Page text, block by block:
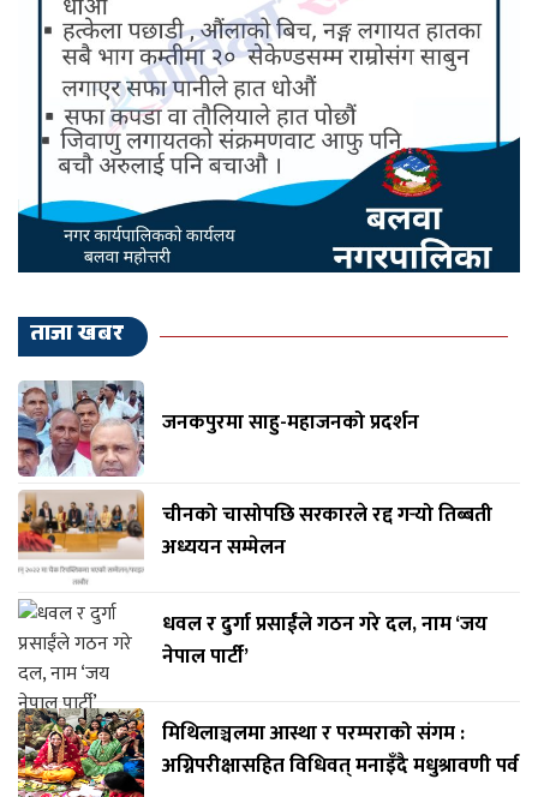
ताजा खबर
जनकपुरमा साहु-महाजनको प्रदर्शन
चीनको चासोपछि सरकारले रद्द गर्‍यो तिब्बती
अध्ययन सम्मेलन
धवल र दुर्गा प्रसाईंले गठन गरे दल, नाम ‘जय
नेपाल पार्टी’
मिथिलाञ्चलमा आस्था र परम्पराको संगम :
अग्निपरीक्षासहित विधिवत् मनाइँदै मधुश्रावणी पर्व